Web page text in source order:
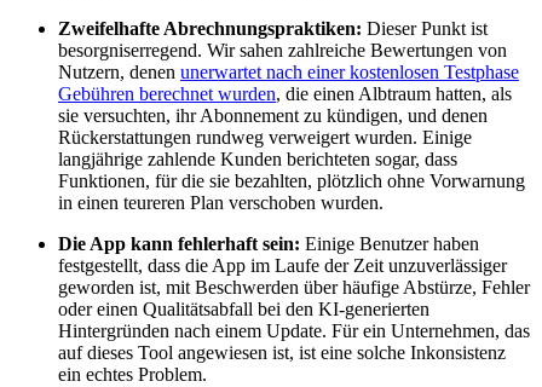
Zweifelhafte Abrechnungspraktiken: Dieser Punkt ist
besorgniserregend. Wir sahen zahlreiche Bewertungen von
Nutzern, denen unerwartet nach einer kostenlosen Testphase
Gebühren berechnet wurden, die einen Albtraum hatten, als
sie versuchten, ihr Abonnement zu kündigen, und denen
Rückerstattungen rundweg verweigert wurden. Einige
langjährige zahlende Kunden berichteten sogar, dass
Funktionen, für die sie bezahlten, plötzlich ohne Vorwarnung
in einen teureren Plan verschoben wurden.
Die App kann fehlerhaft sein: Einige Benutzer haben
festgestellt, dass die App im Laufe der Zeit unzuverlässiger
geworden ist, mit Beschwerden über häufige Abstürze, Fehler
oder einen Qualitätsabfall bei den KI-generierten
Hintergründen nach einem Update. Für ein Unternehmen, das
auf dieses Tool angewiesen ist, ist eine solche Inkonsistenz
ein echtes Problem.